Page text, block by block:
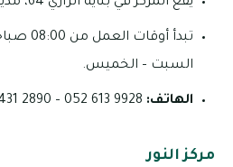
السبت – الخميس.
الهاتف:
مركز النور